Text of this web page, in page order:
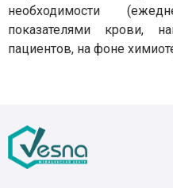
необходимости
показателями крови,
пациентов, на фоне